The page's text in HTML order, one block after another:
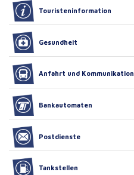
Touristeninformation
Gesundheit
Anfahrt und Kommunikation
Bankautomaten
Postdienste
Tankstellen